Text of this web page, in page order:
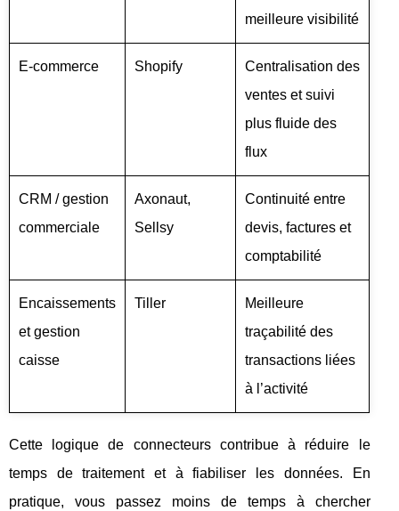
meilleure visibilité
E-commerce Shopify
Centralisation des
ventes et suivi
plus fluide des
flux
CRM / gestion
commerciale
Axonaut,
Sellsy
Continuité entre
devis, factures et
comptabilité
Encaissements
et gestion
caisse
Tiller
Meilleure
traçabilité des
transactions liées
à l’activité
Cette logique de connecteurs contribue à réduire le
temps de traitement et à fiabiliser les données. En
pratique, vous passez moins de temps à chercher